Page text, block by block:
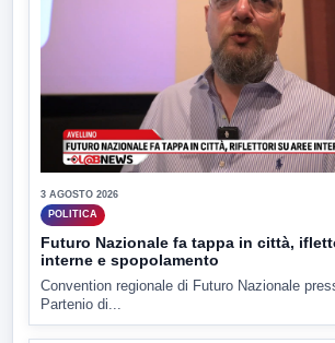
3 AGOSTO 2026
POLITICA
Futuro Nazionale fa tappa in città,
interne e spopolamento
Convention regionale di Futuro Nazionale
Partenio di...